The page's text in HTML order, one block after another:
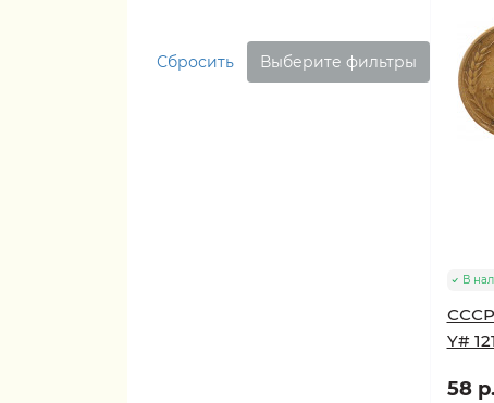
Сбросить Выберите фильтры
В
СССР
Y# 121
58 р.